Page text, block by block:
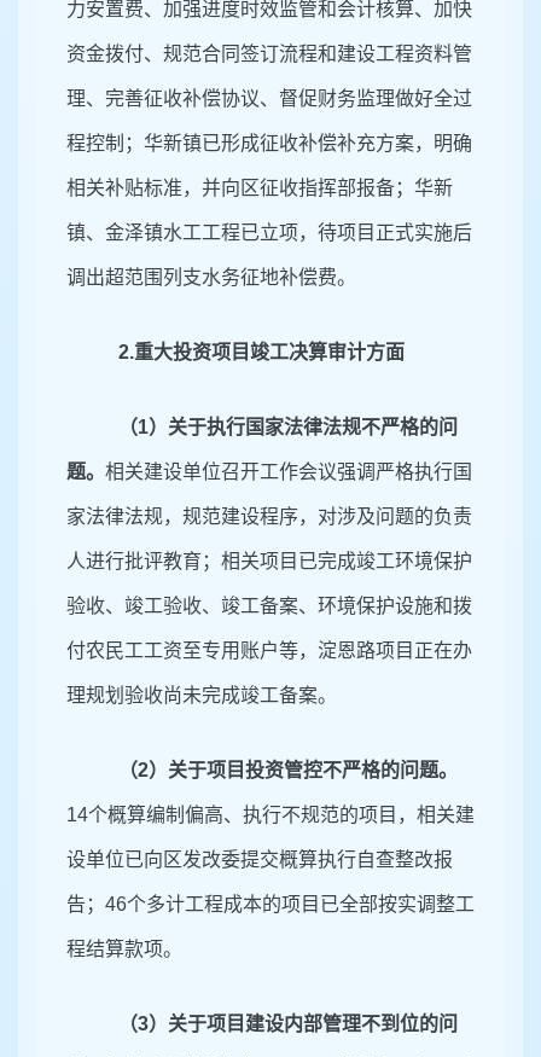
力安置费、加强进度时效监管和会计核算、加快
资金拨付、规范合同签订流程和建设工程资料管
理、完善征收补偿协议、督促财务监理做好全过
程控制；华新镇已形成征收补偿补充方案，明确
相关补贴标准，并向区征收指挥部报备；华新
镇、金泽镇水工工程已立项，待项目正式实施后
调出超范围列支水务征地补偿费。
2.重大投资项目竣工决算审计方面
（1）关于执行国家法律法规不严格的问
题。 相关建设单位召开工作会议强调严格执行国
家法律法规，规范建设程序，对涉及问题的负责
人进行批评教育；相关项目已完成竣工环境保护
验收、竣工验收、竣工备案、环境保护设施和拨
付农民工工资至专用账户等，淀恩路项目正在办
理规划验收尚未完成竣工备案。
（2）关于项目投资管控不严格的问题。
14个概算编制偏高、执行不规范的项目，相关建
设单位已向区发改委提交概算执行自查整改报
告；46个多计工程成本的项目已全部按实调整工
程结算款项。
（3）关于项目建设内部管理不到位的问